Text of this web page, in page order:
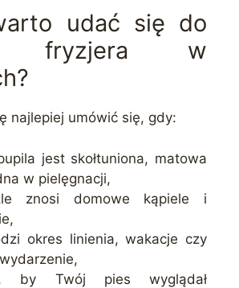
udać się do
fryzjera w
najlepiej umówić się, gdy:
jest skołtuniona, matowa
w pielęgnacji,
znosi domowe kąpiele i
okres linienia, wakacje czy
by Twój pies wyglądał